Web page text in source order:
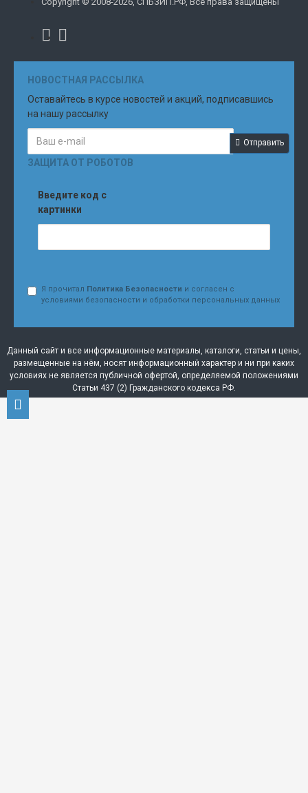
НОВОСТНАЯ РАССЫЛКА
Оставайтесь в курсе новостей и акций, подписавшись
на нашу рассылку
Отправить
ЗАЩИТА ОТ РОБОТОВ
Введите код с
картинки
Я прочитал Политика Безопасности и согласен с
условиями безопасности и обработки персональных данных
Данный сайт и все информационные материалы, каталоги, статьи и цены,
размещенные на нём, носят информационный характер и ни при каких
условиях не является публичной офертой, определяемой положениями
Статьи 437 (2) Гражданского кодекса РФ.